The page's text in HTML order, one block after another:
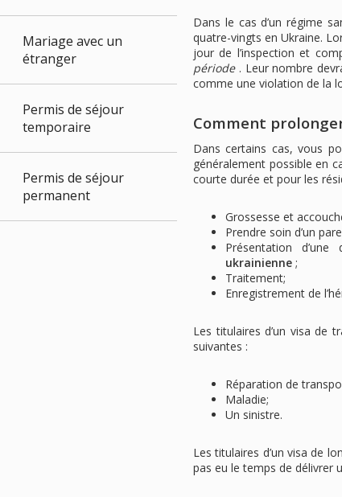
Dans le cas d’un régime
quatre-vingts en Ukraine.
jour de l’inspection et
période. Leur nombre
comme une violation de la
Comment
Dans certains cas, vous
généralement possible en
courte durée et pour les
Grossesse et
Prendre soin d’un
Présentation d’une
ukrainienne ;
Traitement;
Enregistrement de
Les titulaires d’un visa de
suivantes :
Réparation de
Maladie;
Un sinistre.
Les titulaires d’un visa de
pas eu le temps de délivrer
Mariage avec un
étranger
Permis de séjour
temporaire
Permis de séjour
permanent